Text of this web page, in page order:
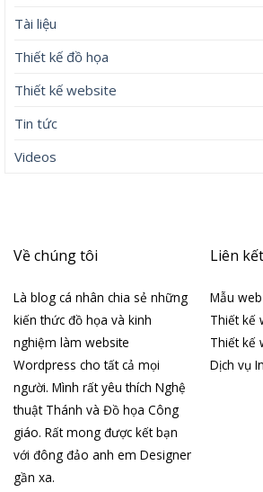
Tài liệu
Thiết kế đồ họa
Thiết kế website
Tin tức
Videos
Về chúng tôi
Là blog cá nhân chia sẻ những
kiến thức đồ họa và kinh
nghiệm làm website
Wordpress cho tất cả mọi
người. Mình rất yêu thích Nghệ
thuật Thánh và Đồ họa Công
giáo. Rất mong được kết bạn
với đông đảo anh em Designer
gần xa.
Liên
Mẫu
Thiết kế
Thiết kế
Dịch vụ